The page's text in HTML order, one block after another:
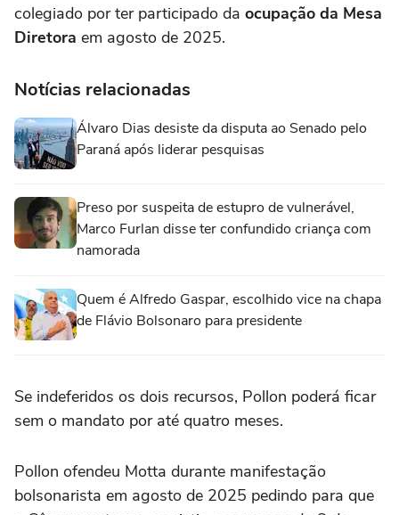
colegiado por ter participado da ocupação da Mesa
Diretora em agosto de 2025.
Notícias relacionadas
Álvaro Dias desiste da disputa ao Senado pelo
Paraná após liderar pesquisas
Preso por suspeita de estupro de vulnerável,
Marco Furlan disse ter confundido criança com
namorada
Quem é Alfredo Gaspar, escolhido vice na chapa
de Flávio Bolsonaro para presidente
Se indeferidos os dois recursos, Pollon poderá ficar
sem o mandato por até quatro meses.
Pollon ofendeu Motta durante manifestação
bolsonarista em agosto de 2025 pedindo para que